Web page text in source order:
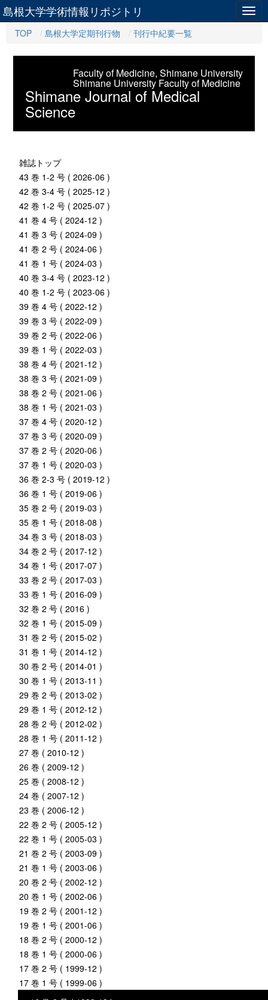
島根大学学術情報リポジトリ
TOP 島根大学定期刊行物 刊行中紀要一覧
Faculty of Medicine, Shimane University
Shimane University Faculty of Medicine
Shimane Journal of Medical
Science
雑誌トップ
43 巻 1-2 号 ( 2026-06 )
42 巻 3-4 号 ( 2025-12 )
42 巻 1-2 号 ( 2025-07 )
41 巻 4 号 ( 2024-12 )
41 巻 3 号 ( 2024-09 )
41 巻 2 号 ( 2024-06 )
41 巻 1 号 ( 2024-03 )
40 巻 3-4 号 ( 2023-12 )
40 巻 1-2 号 ( 2023-06 )
39 巻 4 号 ( 2022-12 )
39 巻 3 号 ( 2022-09 )
39 巻 2 号 ( 2022-06 )
39 巻 1 号 ( 2022-03 )
38 巻 4 号 ( 2021-12 )
38 巻 3 号 ( 2021-09 )
38 巻 2 号 ( 2021-06 )
38 巻 1 号 ( 2021-03 )
37 巻 4 号 ( 2020-12 )
37 巻 3 号 ( 2020-09 )
37 巻 2 号 ( 2020-06 )
37 巻 1 号 ( 2020-03 )
36 巻 2-3 号 ( 2019-12 )
36 巻 1 号 ( 2019-06 )
35 巻 2 号 ( 2019-03 )
35 巻 1 号 ( 2018-08 )
34 巻 3 号 ( 2018-03 )
34 巻 2 号 ( 2017-12 )
34 巻 1 号 ( 2017-07 )
33 巻 2 号 ( 2017-03 )
33 巻 1 号 ( 2016-09 )
32 巻 2 号 ( 2016 )
32 巻 1 号 ( 2015-09 )
31 巻 2 号 ( 2015-02 )
31 巻 1 号 ( 2014-12 )
30 巻 2 号 ( 2014-01 )
30 巻 1 号 ( 2013-11 )
29 巻 2 号 ( 2013-02 )
29 巻 1 号 ( 2012-12 )
28 巻 2 号 ( 2012-02 )
28 巻 1 号 ( 2011-12 )
27 巻 ( 2010-12 )
26 巻 ( 2009-12 )
25 巻 ( 2008-12 )
24 巻 ( 2007-12 )
23 巻 ( 2006-12 )
22 巻 2 号 ( 2005-12 )
22 巻 1 号 ( 2005-03 )
21 巻 2 号 ( 2003-09 )
21 巻 1 号 ( 2003-06 )
20 巻 2 号 ( 2002-12 )
20 巻 1 号 ( 2002-06 )
19 巻 2 号 ( 2001-12 )
19 巻 1 号 ( 2001-06 )
18 巻 2 号 ( 2000-12 )
18 巻 1 号 ( 2000-06 )
17 巻 2 号 ( 1999-12 )
17 巻 1 号 ( 1999-06 )